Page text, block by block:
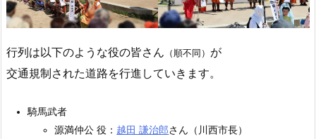
行列は以下のような役の皆さん （順不同） が
交通規制された道路を行進していきます。
騎馬武者
源満仲公 役： 越田 謙治郎さん（川西市長）